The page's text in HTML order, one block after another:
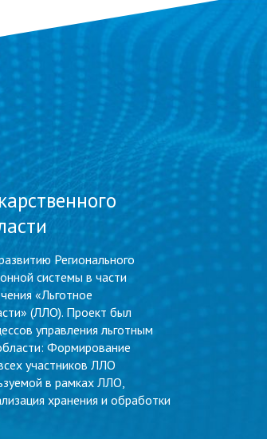
Регионального
системы в части
«Льготное
(ЛЛО). Проект был
управления льготным
Формирование
участников ЛЛО
в рамках ЛЛО,
хранения и обработки